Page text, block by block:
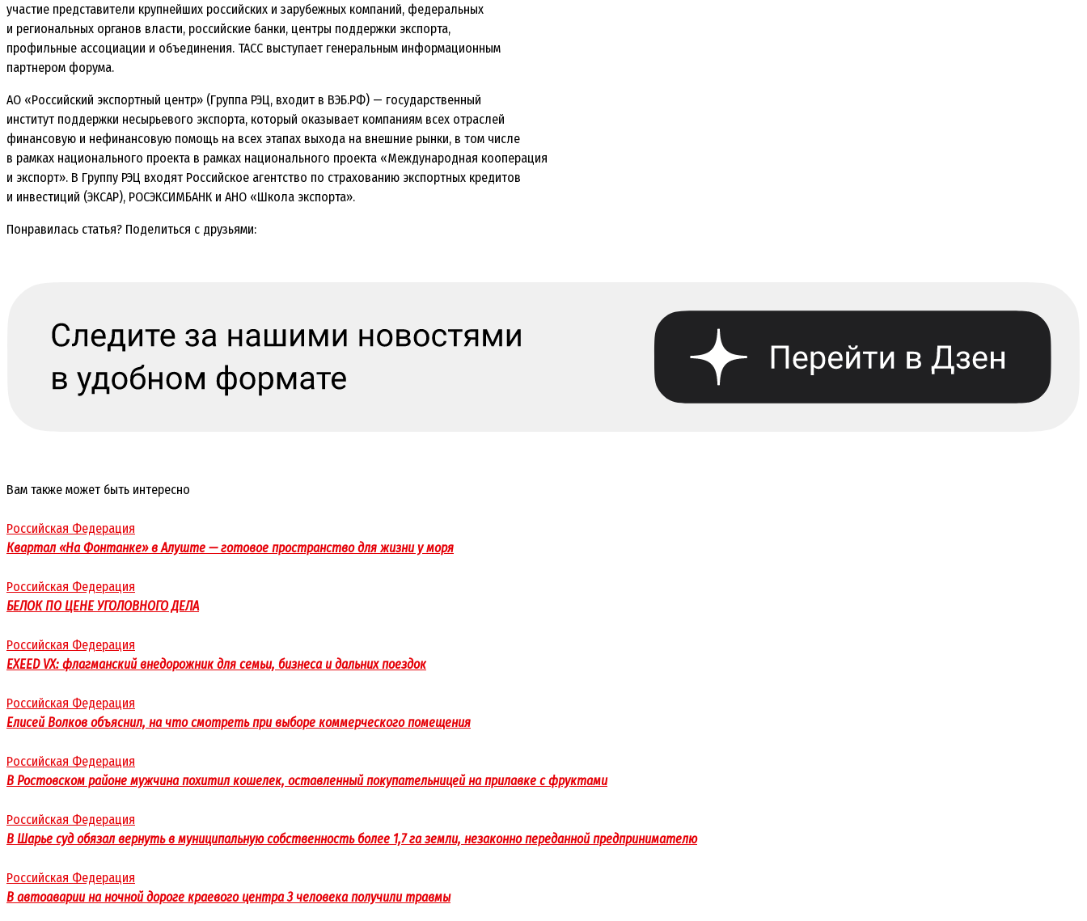
участие представители крупнейших российских и зарубежных компаний, федеральных
и региональных органов власти, российские банки, центры поддержки экспорта,
профильные ассоциации и объединения. ТАСС выступает генеральным информационным
партнером форума.
АО «Российский экспортный центр» (Группа РЭЦ, входит в ВЭБ.РФ) — государственный
институт поддержки несырьевого экспорта, который оказывает компаниям всех отраслей
финансовую и нефинансовую помощь на всех этапах выхода на внешние рынки, в том числе
в рамках национального проекта в рамках национального проекта «Международная кооперация
и экспорт». В Группу РЭЦ входят Российское агентство по страхованию экспортных кредитов
и инвестиций (ЭКСАР), РОСЭКСИМБАНК и АНО «Школа экспорта».
Понравилась статья? Поделиться с друзьями:
Вам также может быть интересно
Российская Федерация
Квартал «На Фонтанке» в Алуште — готовое пространство для жизни у моря
Российская Федерация
БЕЛОК ПО ЦЕНЕ УГОЛОВНОГО ДЕЛА
Российская Федерация
EXEED VX: флагманский внедорожник для семьи, бизнеса и дальних поездок
Российская Федерация
Елисей Волков объяснил, на что смотреть при выборе коммерческого помещения
Российская Федерация
В Ростовском районе мужчина похитил кошелек, оставленный покупательницей на прилавке с фруктами
Российская Федерация
В Шарье суд обязал вернуть в муниципальную собственность более 1,7 га земли, незаконно переданной предпринимателю
Российская Федерация
В автоаварии на ночной дороге краевого центра 3 человека получили травмы